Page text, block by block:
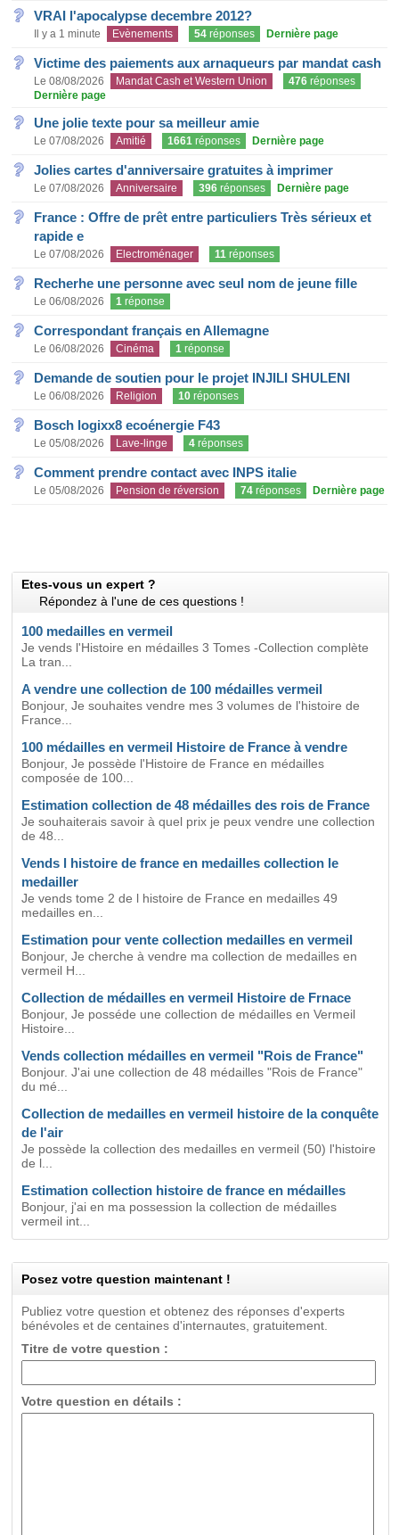
VRAI l'apocalypse decembre 2012?
Il y a 1 minute Evènements 54 réponses Dernière page
Victime des paiements aux arnaqueurs par mandat cash
Le 08/08/2026 Mandat Cash et Western Union 476 réponses
Dernière page
Une jolie texte pour sa meilleur amie
Le 07/08/2026 Amitié 1661 réponses Dernière page
Jolies cartes d'anniversaire gratuites à imprimer
Le 07/08/2026 Anniversaire 396 réponses Dernière page
France : Offre de prêt entre particuliers Très sérieux et
rapide e
Le 07/08/2026 Electroménager 11 réponses
Recherhe une personne avec seul nom de jeune fille
Le 06/08/2026 1 réponse
Correspondant français en Allemagne
Le 06/08/2026 Cinéma 1 réponse
Demande de soutien pour le projet INJILI SHULENI
Le 06/08/2026 Religion 10 réponses
Bosch logixx8 ecoénergie F43
Le 05/08/2026 Lave-linge 4 réponses
Comment prendre contact avec INPS italie
Le 05/08/2026 Pension de réversion 74 réponses Dernière page
Etes-vous un expert ?
Répondez à l'une de ces questions !
100 medailles en vermeil
Je vends l'Histoire en médailles 3 Tomes -Collection complète
La tran...
A vendre une collection de 100 médailles vermeil
Bonjour, Je souhaites vendre mes 3 volumes de l'histoire de
France...
100 médailles en vermeil Histoire de France à vendre
Bonjour, Je possède l'Histoire de France en médailles
composée de 100...
Estimation collection de 48 médailles des rois de France
Je souhaiterais savoir à quel prix je peux vendre une collection
de 48...
Vends l histoire de france en medailles collection le
medailler
Je vends tome 2 de l histoire de France en medailles 49
medailles en...
Estimation pour vente collection medailles en vermeil
Bonjour, Je cherche à vendre ma collection de medailles en
vermeil H...
Collection de médailles en vermeil Histoire de Frnace
Bonjour, Je posséde une collection de médailles en Vermeil
Histoire...
Vends collection médailles en vermeil "Rois de France"
Bonjour. J'ai une collection de 48 médailles "Rois de France"
du mé...
Collection de medailles en vermeil histoire de la conquête
de l'air
Je possède la collection des medailles en vermeil (50) l'histoire
de l...
Estimation collection histoire de france en médailles
Bonjour, j'ai en ma possession la collection de médailles
vermeil int...
Posez votre question maintenant !
Publiez votre question et obtenez des réponses d'experts
bénévoles et de centaines d'internautes, gratuitement.
Titre de votre question :
Votre question en détails :